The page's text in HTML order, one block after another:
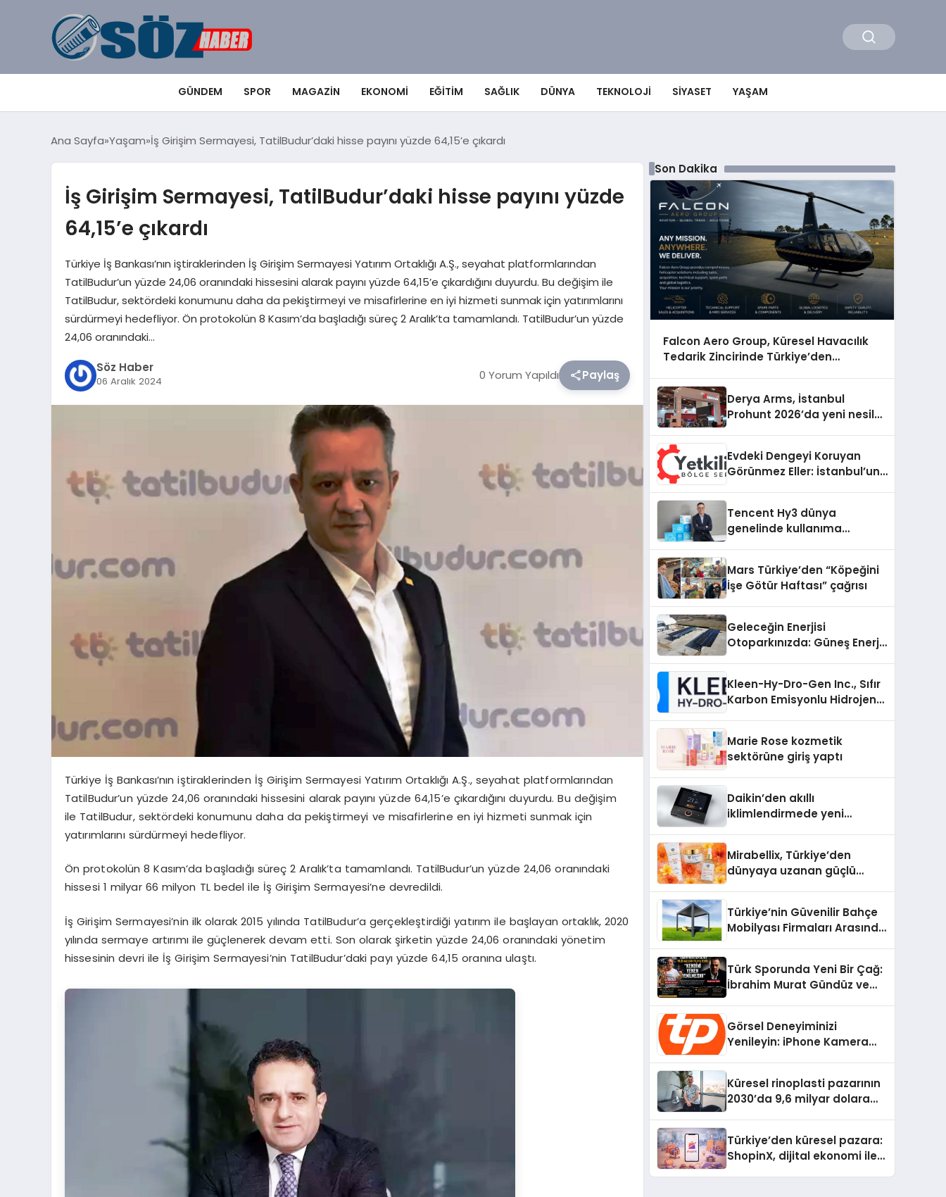
GÜNDEM SPOR MAGAZIN EKONOMI EĞITIM SAĞLIK DÜNYA TEKNOLOJI SIYASET YAŞAM
Ana Sayfa Yaşam İş Girişim Sermayesi, TatilBudur’daki hisse payını yüzde 64,15’e çıkardı
İş Girişim Sermayesi, TatilBudur’daki hisse payını yüzde
64,15’e çıkardı
Türkiye İş Bankası’nın iştiraklerinden İş Girişim Sermayesi Yatırım Ortaklığı A.Ş., seyahat platformlarından
TatilBudur’un yüzde 24,06 oranındaki hissesini alarak payını yüzde 64,15’e çıkardığını duyurdu. Bu değişim ile
TatilBudur, sektördeki konumunu daha da pekiştirmeyi ve misafirlerine en iyi hizmeti sunmak için yatırımlarını
sürdürmeyi hedefliyor. Ön protokolün 8 Kasım’da başladığı süreç 2 Aralık’ta tamamlandı. TatilBudur’un yüzde
24,06 oranındaki…
Söz Haber
06 Aralık 2024 0 Yorum Yapıldı Paylaş
Türkiye İş Bankası’nın iştiraklerinden İş Girişim Sermayesi Yatırım Ortaklığı A.Ş., seyahat platformlarından
TatilBudur’un yüzde 24,06 oranındaki hissesini alarak payını yüzde 64,15’e çıkardığını duyurdu. Bu değişim
ile TatilBudur, sektördeki konumunu daha da pekiştirmeyi ve misafirlerine en iyi hizmeti sunmak için
yatırımlarını sürdürmeyi hedefliyor.
Ön protokolün 8 Kasım’da başladığı süreç 2 Aralık’ta tamamlandı. TatilBudur’un yüzde 24,06 oranındaki
hissesi 1 milyar 66 milyon TL bedel ile İş Girişim Sermayesi’ne devredildi.
İş Girişim Sermayesi’nin ilk olarak 2015 yılında TatilBudur’a gerçekleştirdiği yatırım ile başlayan ortaklık, 2020
yılında sermaye artırımı ile güçlenerek devam etti. Son olarak şirketin yüzde 24,06 oranındaki yönetim
hissesinin devri ile İş Girişim Sermayesi’nin TatilBudur’daki payı yüzde 64,15 oranına ulaştı.
Son Dakika
Falcon Aero Group, Küresel Havacılık
Tedarik Zincirinde Türkiye’den
Derya Arms, İstanbul
Prohunt 2026’da yeni nesil
Evdeki Dengeyi Koruyan
Görünmez Eller: İstanbul’un
Tencent Hy3 dünya
genelinde kullanıma
Mars Türkiye’den “Köpeğini
İşe Götür Haftası” çağrısı
Geleceğin Enerjisi
Otoparkınızda: Güneş Enerjili
Kleen-Hy-Dro-Gen Inc., Sıfır
Karbon Emisyonlu Hidrojen
Aldı
Marie Rose kozmetik
sektörüne giriş yaptı
Daikin’den akıllı
iklimlendirmede yeni
Mirabellix, Türkiye’den
dünyaya uzanan güçlü
Türkiye’nin Güvenilir Bahçe
Mobilyası Firmaları Arasında
Türk Sporunda Yeni Bir Çağ:
İbrahim Murat Gündüz ve
Görsel Deneyiminizi
Yenileyin: iPhone Kamera
Küresel rinoplasti pazarının
2030’da 9,6 milyar dolara
Türkiye’den küresel pazara:
ShopinX, dijital ekonomi ile